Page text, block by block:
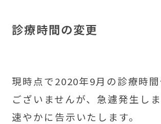
診療時間の変更
現時点で2020年9月の診療時
ございませんが、急遽発生し
速やかに告示いたします。